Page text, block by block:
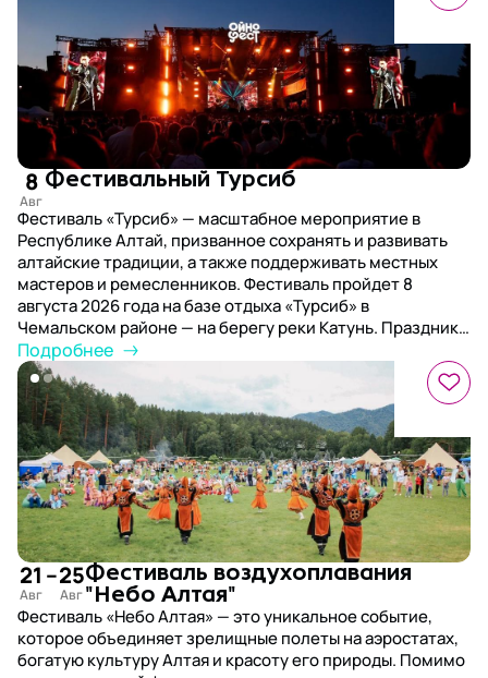
8 Фестивальный Турсиб
Фестиваль «Турсиб» — масштабное мероприятие в
Республике Алтай, призванное сохранять и развивать
алтайские традиции, а также поддерживать местных
мастеров и ремесленников. Фестиваль пройдет 8
августа 2026 года на базе отдыха «Турсиб» в
Чемальском районе — на берегу реки Катунь. Праздник
будет проходить под открытым небом на большой
живописной поляне среди гор
Подробнее
21 –25Фестиваль воздухоплавания
"Небо Алтая"
Фестиваль «Небо Алтая» — это уникальное событие,
которое объединяет зрелищные полеты на аэростатах,
богатую культуру Алтая и красоту его природы. Помимо